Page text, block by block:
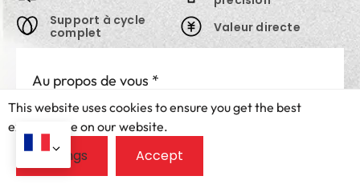
Support à cycle
complet
Valeur directe
Au propos de vous *
I'm a homeowner I'm a trade professional
*
This website uses cookies to ensure you get the best
exprerience on our website.